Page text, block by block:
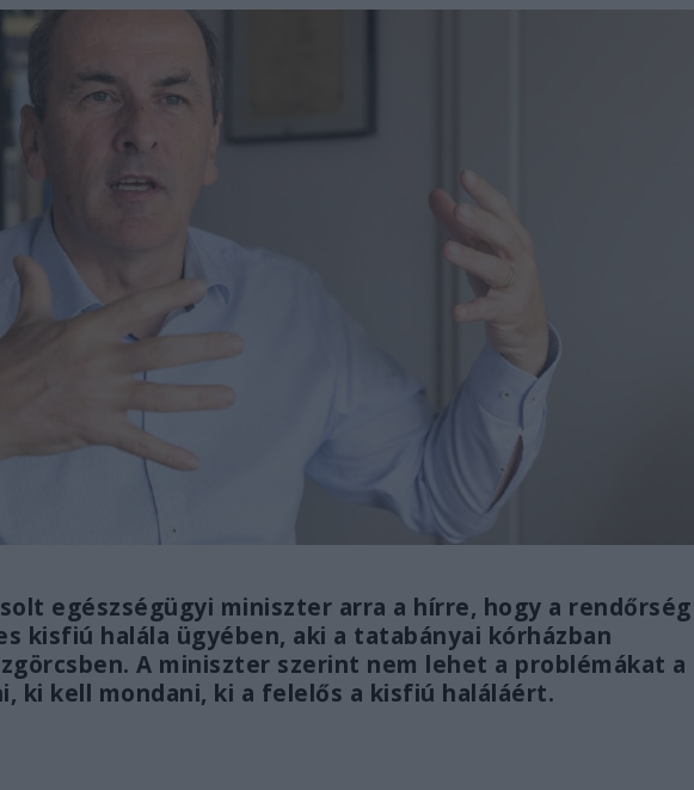
egészségügyi miniszter arra a hírre, hogy a rendőrség
kisfiú halála ügyében, aki a tatabányai kórházban
A miniszter szerint nem lehet a problémákat a
ki kell mondani, ki a felelős a kisfiú haláláért.